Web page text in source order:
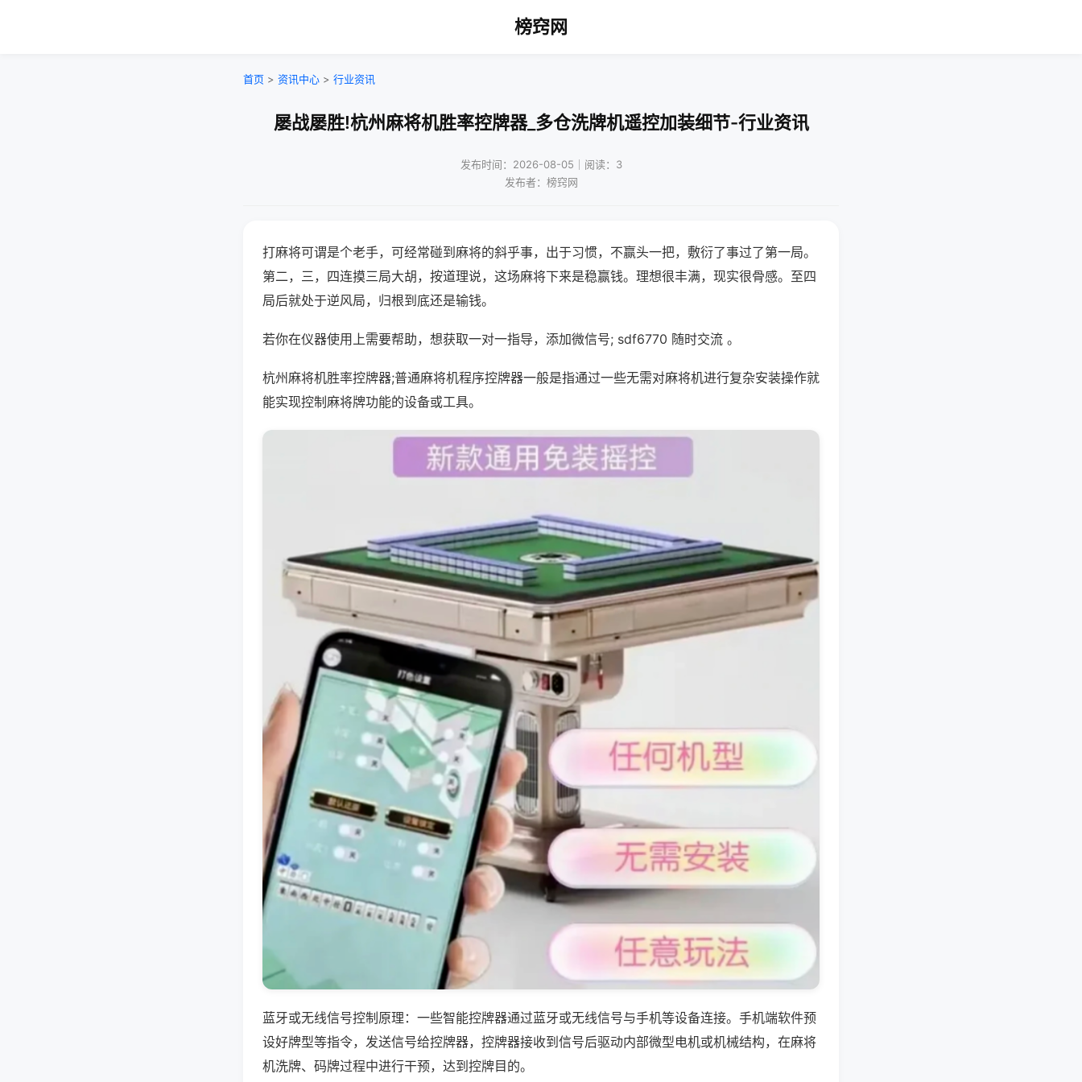
榜窍网
首页 > 资讯中心 > 行业资讯
屡战屡胜!杭州麻将机胜率控牌器_多仓洗牌机遥控加装细节-行业资讯
发布时间：2026-08-05｜阅读：3
发布者：榜窍网
打麻将可谓是个老手，可经常碰到麻将的斜乎事，出于习惯，不赢头一把，敷衍了事过了第一局。
第二，三，四连摸三局大胡，按道理说，这场麻将下来是稳赢钱。理想很丰满，现实很骨感。至四
局后就处于逆风局，归根到底还是输钱。
若你在仪器使用上需要帮助，想获取一对一指导，添加微信号; sdf6770 随时交流 。
杭州麻将机胜率控牌器;普通麻将机程序控牌器一般是指通过一些无需对麻将机进行复杂安装操作就
能实现控制麻将牌功能的设备或工具。
蓝牙或无线信号控制原理：一些智能控牌器通过蓝牙或无线信号与手机等设备连接。手机端软件预
设好牌型等指令，发送信号给控牌器，控牌器接收到信号后驱动内部微型电机或机械结构，在麻将
机洗牌、码牌过程中进行干预，达到控牌目的。